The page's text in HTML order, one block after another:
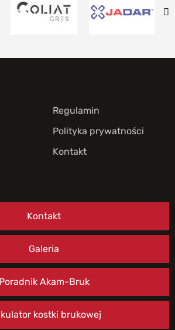
Regulamin
Polityka prywatności
Kontakt
Kontakt
Galeria
Poradnik Akam-Bruk
kostki brukowej